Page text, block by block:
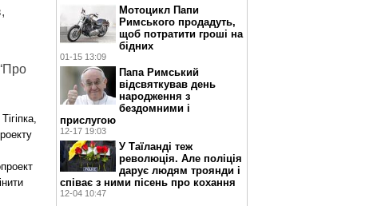
Мотоцикл Папи
Римського продадуть,
щоб потратити гроші на
бідних
01-15 13:09
Папа Римський
відсвяткував день
народження з
бездомними і
прислугою
12-17 19:03
У Таїланді теж
революція. Але поліція
дарує людям троянди і
співає з ними пісень про кохання
12-04 10:47